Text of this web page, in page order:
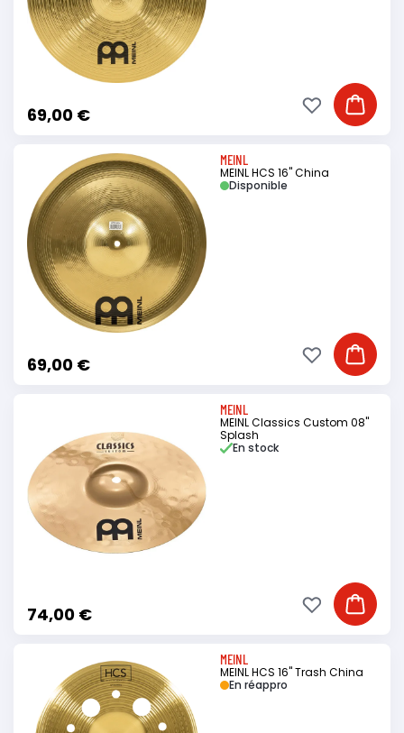
69,00 € Ajouter
Ajouter à ma
MEINL
MEINL HCS 16" China
69,00 €
Disponible
Ajouter
Ajouter à ma
MEINL
MEINL Classics Custom 08"
Splash
74,00 €
En stock
Ajouter
Ajouter à ma
MEINL
MEINL HCS 16" Trash China
En réappro